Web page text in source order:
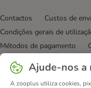
Contactos Custos de
Condições gerais de
Métodos de pagamento
Política de privacidade
Declaração de acessibilidade
Ajude-nos a
A zooplus utiliza cookies,